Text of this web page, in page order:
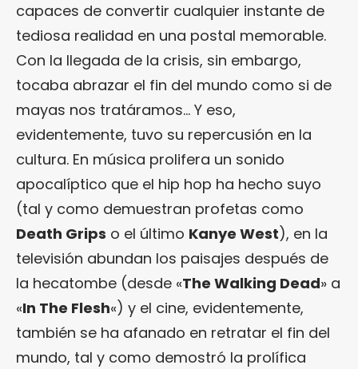
capaces de convertir cualquier instante de
tediosa realidad en una postal memorable.
Con la llegada de la crisis, sin embargo,
tocaba abrazar el fin del mundo como si de
mayas nos tratáramos… Y eso,
evidentemente, tuvo su repercusión en la
cultura. En música prolifera un sonido
apocalíptico que el hip hop ha hecho suyo
(tal y como demuestran profetas como
Death Grips o el último Kanye West), en la
televisión abundan los paisajes después de
la hecatombe (desde «The Walking Dead» a
«In The Flesh«) y el cine, evidentemente,
también se ha afanado en retratar el fin del
mundo, tal y como demostró la prolífica